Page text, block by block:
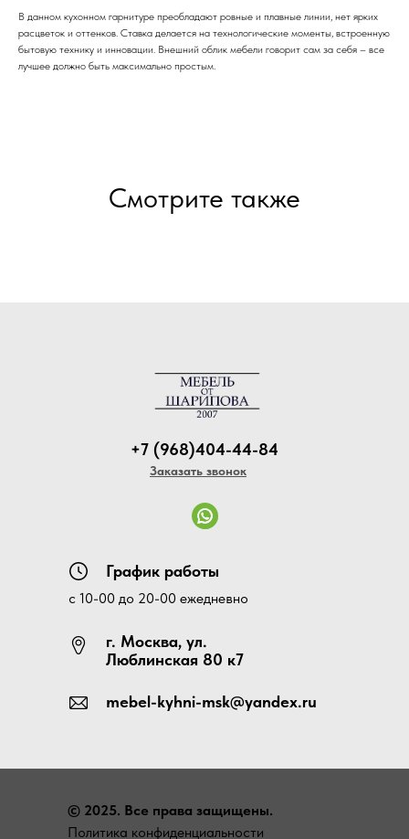
В данном кухонном гарнитуре преобладают ровные и плавные линии, нет ярких
расцветок и оттенков. Ставка делается на технологические моменты, встроенную
бытовую технику и инновации. Внешний облик мебели говорит сам за себя – все
лучшее должно быть максимально простым.
Смотрите также
+7 (968)404-44-84
Заказать звонок
График работы
с 10-00 до 20-00 ежедневно
г. Москва, ул.
Люблинская 80 к7
mebel-kyhni-msk@yandex.ru
© 2025. Все права защищены.
Политика конфиденциальности